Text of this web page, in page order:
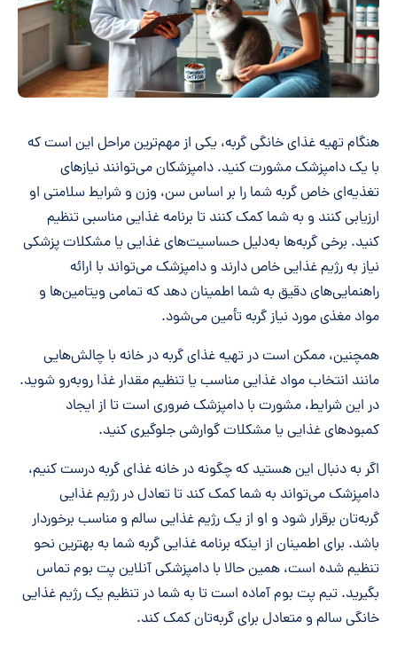
هنگام تهیه غذای خانگی گربه، یکی از مهم‌ترین مراحل این است که
با یک دامپزشک مشورت کنید. دامپزشکان می‌توانند نیازهای
تغذیه‌ای خاص گربه شما را بر اساس سن، وزن و شرایط سلامتی او
ارزیابی کنند و به شما کمک کنند تا برنامه غذایی مناسبی تنظیم
کنید. برخی گربه‌ها به‌دلیل حساسیت‌های غذایی یا مشکلات پزشکی
نیاز به رژیم غذایی خاص دارند و دامپزشک می‌تواند با ارائه
راهنمایی‌های دقیق به شما اطمینان دهد که تمامی ویتامین‌ها و
مواد مغذی مورد نیاز گربه تأمین می‌شود.
همچنین، ممکن است در تهیه غذای گربه در خانه با چالش‌هایی
مانند انتخاب مواد غذایی مناسب یا تنظیم مقدار غذا روبه‌رو شوید.
در این شرایط، مشورت با دامپزشک ضروری است تا از ایجاد
کمبودهای غذایی یا مشکلات گوارشی جلوگیری کنید.
اگر به دنبال این هستید که چگونه در خانه غذای گربه درست کنیم،
دامپزشک می‌تواند به شما کمک کند تا تعادل در رژیم غذایی
گربه‌تان برقرار شود و او از یک رژیم غذایی سالم و مناسب برخوردار
باشد. برای اطمینان از اینکه برنامه غذایی گربه شما به بهترین نحو
تنظیم شده است، همین حالا با دامپزشکی آنلاین پت بوم تماس
بگیرید. تیم پت بوم آماده است تا به شما در تنظیم یک رژیم غذایی
خانگی سالم و متعادل برای گربه‌تان کمک کند.